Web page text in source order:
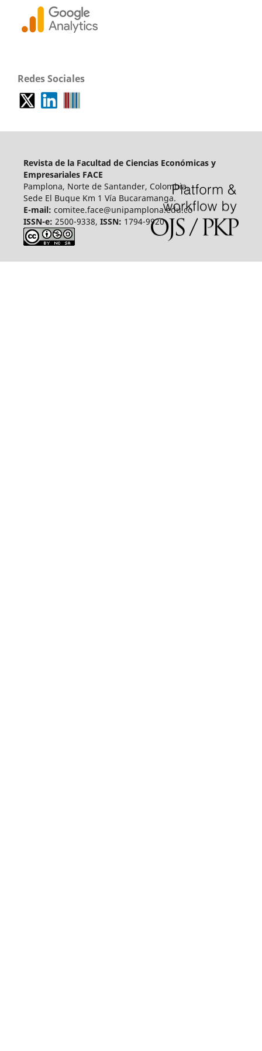
Redes Sociales
Revista de la Facultad de Ciencias Económicas y
Empresariales FACE
Pamplona, Norte de Santander, Colombia.
Sede El Buque Km 1 Vía Bucaramanga.
E-mail: comitee.face@unipamplona.edu.co
ISSN-e: 2500-9338, ISSN: 1794-9920